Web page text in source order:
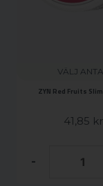
VÄLJ
ZYN Red Fruits
41,85 kr
-